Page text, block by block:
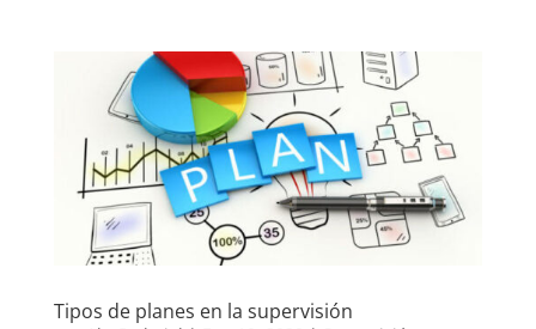
Tipos de planes en la supervisión